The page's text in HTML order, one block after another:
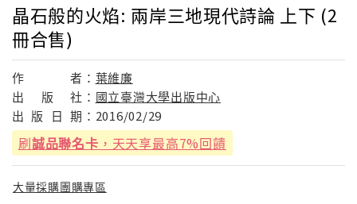
晶石般的火焰: 兩岸三地現代詩論 上下 (2
冊合售)
作 者： 葉維廉
出
版 社： 國立臺灣大學出版中心
出 版 日 期： 2016/02/29
刷誠品聯名卡 ，天天享最高7%回饋
大量採購團購專區